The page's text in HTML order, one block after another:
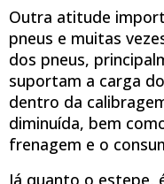
Outra atitude
pneus e muitas
dos pneus,
suportam a carga
dentro da
diminuída, bem
frenagem e o
Já quanto o estepe,